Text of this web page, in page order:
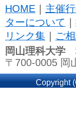
HOME 主催
ターについて
リンク集
ご
岡山理科大学
〒700-0005
Copyright